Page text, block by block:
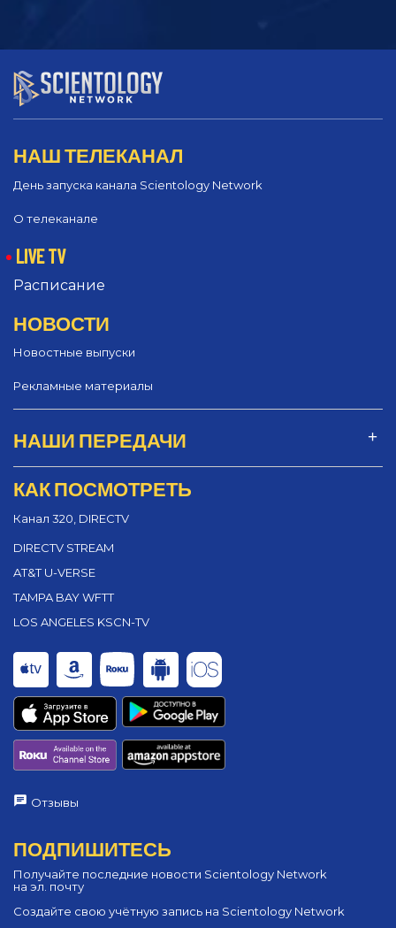
НАШ ТЕЛЕКАНАЛ
День запуска канала Scientology Network
О телеканале
LIVE TV
Расписание
НОВОСТИ
Новостные выпуски
Рекламные материалы
НАШИ ПЕРЕДАЧИ
КАК ПОСМОТРЕТЬ
Канал 320, DIRECTV
DIRECTV STREAM
AT&T U-VERSE
TAMPA BAY WFTT
LOS ANGELES KSCN-TV
Отзывы
ПОДПИШИТЕСЬ
Получайте последние новости Scientology Network
на эл. почту
Создайте свою учётную запись на Scientology Network